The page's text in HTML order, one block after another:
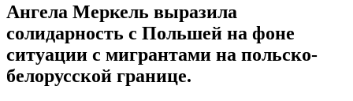
Ангела Меркель выразила
солидарность с Польшей на фоне
ситуации с мигрантами на польско-
белорусской границе.